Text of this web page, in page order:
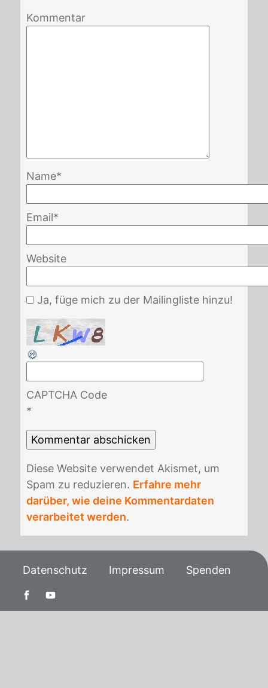
Kommentar
Name*
Email*
Website
Ja, füge mich zu der Mailingliste hinzu!
CAPTCHA Code
*
Die­se Web­site ver­wen­det Akis­met, um
Spam zu re­du­zie­ren. Erfahre mehr
darüber, wie deine Kommentardaten
verarbeitet werden.
Datenschutz Impressum Spenden